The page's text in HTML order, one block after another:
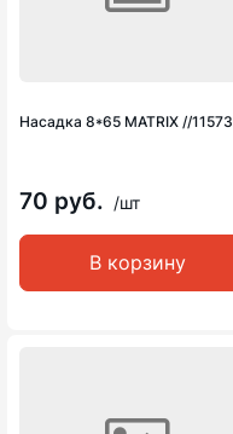
Насадка 8*65 MATRIX //11573
70 руб. /шт
В корзину